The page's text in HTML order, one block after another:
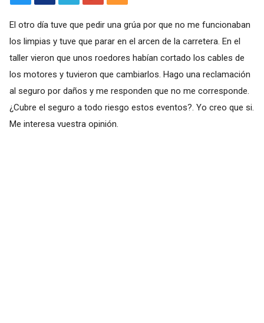
El otro día tuve que pedir una grúa por que no me funcionaban
los limpias y tuve que parar en el arcen de la carretera. En el
taller vieron que unos roedores habían cortado los cables de
los motores y tuvieron que cambiarlos. Hago una reclamación
al seguro por daños y me responden que no me corresponde.
¿Cubre el seguro a todo riesgo estos eventos?. Yo creo que si.
Me interesa vuestra opinión.